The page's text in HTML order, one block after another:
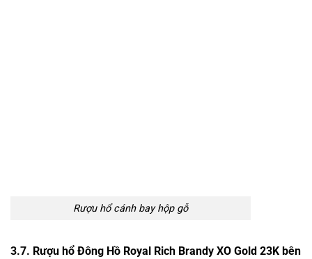
Rượu hổ cánh bay hộp gỗ
3.7. Rượu hổ Đông Hồ Royal Rich Brandy XO Gold 23K bên